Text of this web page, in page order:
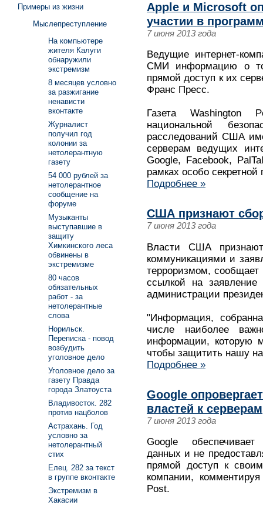
Apple и Microsoft
участии в
7 июня 2013 года
Ведущие интернет-
СМИ информацию о
прямой доступ к их
Франс Пресс.
Газета Washington
национальной
расследований США
серверам ведущих
Google, Facebook,
рамках особо
Подробнее »
США признают
7 июня 2013 года
Власти США
коммуникациями и
терроризмом, сообщает
ссылкой на заявление
администрации
"Информация,
числе наиболее
информации, которую
чтобы защитить нашу
Подробнее »
Google
властей к серверам
7 июня 2013 года
Google обеспечивает
данных и не
прямой доступ к
компании,
Post.
Примеры из жизни
Мыслепреступление
На компьютере
жителя Калуги
обнаружили
экстремизм
8 месяцев условно
за разжигание
ненависти
вконтакте
Журналист
получил год
колонии за
нетолерантную
газету
54 000 рублей за
нетолерантное
сообщение на
форуме
Музыканты
выступавшие в
защиту
Химкинского леса
обвинены в
экстремизме
80 часов
обязательных
работ - за
нетолерантные
слова
Норильск.
Переписка - повод
возбудить
уголовное дело
Уголовное дело за
газету Правда
города Златоуста
Владивосток. 282
против нацболов
Астрахань. Год
условно за
нетолерантный
стих
Елец. 282 за текст
в группе вконтакте
Экстремизм в
Хакасии